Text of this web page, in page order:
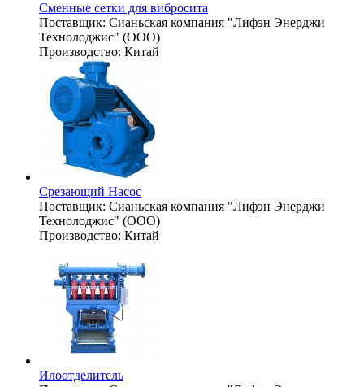
Сменные сетки для вибросита
Поставщик: Сианьская компания "Лифэн Энерджи
Технолоджис" (ООО)
Производство: Китай
Срезающий Насос
Поставщик: Сианьская компания "Лифэн Энерджи
Технолоджис" (ООО)
Производство: Китай
Илоотделитель